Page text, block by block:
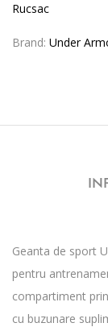
Rucsac
Brand: Under
Geanta de sport
pentru
compartiment
cu buzunare